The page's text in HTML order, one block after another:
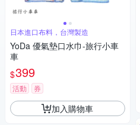
日本進口布料，台灣製造
YoDa 優氣墊口水巾-旅行小車
車
$399
活動 券
加入購物車